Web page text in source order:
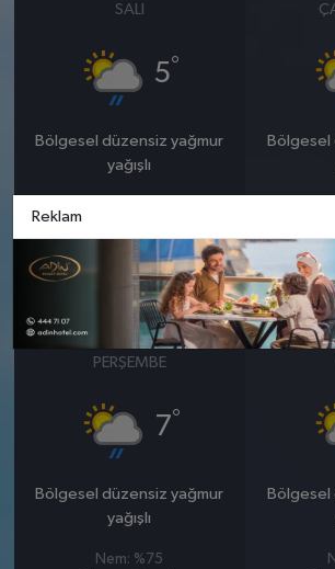
SALI
5°
Bölgesel düzensiz yağmur
yağışlı
Yağış Olasılığı: %88
Bölgesel
26 MART
PERŞEMBE
7°
Bölgesel düzensiz yağmur
yağışlı
Nem: %75
Bölgesel
Reklam